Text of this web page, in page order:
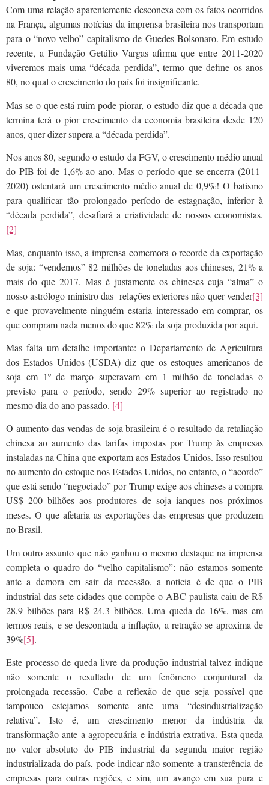
Com uma relação aparentemente desconexa com os fatos ocorridos
na França, algumas notícias da imprensa brasileira nos transportam
para o “novo-velho” capitalismo de Guedes-Bolsonaro. Em estudo
recente, a Fundação Getúlio Vargas afirma que entre 2011-2020
viveremos mais uma “década perdida”, termo que define os anos
80, no qual o crescimento do país foi insignificante.
Mas se o que está ruim pode piorar, o estudo diz que a década que
termina terá o pior crescimento da economia brasileira desde 120
anos, quer dizer supera a “década perdida”.
Nos anos 80, segundo o estudo da FGV, o crescimento médio anual
do PIB foi de 1,6% ao ano. Mas o período que se encerra (2011-
2020) ostentará um crescimento médio anual de 0,9%! O batismo
para qualificar tão prolongado período de estagnação, inferior à
“década perdida”, desafiará a criatividade de nossos economistas.
[2]
Mas, enquanto isso, a imprensa comemora o recorde da exportação
de soja: “vendemos” 82 milhões de toneladas aos chineses, 21% a
mais do que 2017. Mas é justamente os chineses cuja “alma” o
nosso astrólogo ministro das relações exteriores não quer vender[3]
e que provavelmente ninguém estaria interessado em comprar, os
que compram nada menos do que 82% da soja produzida por aqui.
Mas falta um detalhe importante: o Departamento de Agricultura
dos Estados Unidos (USDA) diz que os estoques americanos de
soja em 1º de março superavam em 1 milhão de toneladas o
previsto para o período, sendo 29% superior ao registrado no
mesmo dia do ano passado. [4]
O aumento das vendas de soja brasileira é o resultado da retaliação
chinesa ao aumento das tarifas impostas por Trump às empresas
instaladas na China que exportam aos Estados Unidos. Isso resultou
no aumento do estoque nos Estados Unidos, no entanto, o “acordo”
que está sendo “negociado” por Trump exige aos chineses a compra
US$ 200 bilhões aos produtores de soja ianques nos próximos
meses. O que afetaria as exportações das empresas que produzem
no Brasil.
Um outro assunto que não ganhou o mesmo destaque na imprensa
completa o quadro do “velho capitalismo”: não estamos somente
ante a demora em sair da recessão, a notícia é de que o PIB
industrial das sete cidades que compõe o ABC paulista caiu de R$
28,9 bilhões para R$ 24,3 bilhões. Uma queda de 16%, mas em
termos reais, e se descontada a inflação, a retração se aproxima de
39%[5].
Este processo de queda livre da produção industrial talvez indique
não somente o resultado de um fenômeno conjuntural da
prolongada recessão. Cabe a reflexão de que seja possível que
tampouco estejamos somente ante uma “desindustrialização
relativa”. Isto é, um crescimento menor da indústria da
transformação ante a agropecuária e indústria extrativa. Esta queda
no valor absoluto do PIB industrial da segunda maior região
industrializada do país, pode indicar não somente a transferência de
empresas para outras regiões, e sim, um avanço em sua pura e